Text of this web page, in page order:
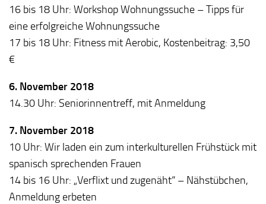
16 bis 18 Uhr: Workshop Wohnungssuche – Tipps für
eine erfolgreiche Wohnungssuche
17 bis 18 Uhr: Fitness mit Aerobic, Kostenbeitrag: 3,50
€
6. November 2018
14.30 Uhr: Seniorinnentreff, mit Anmeldung
7. November 2018
10 Uhr: Wir laden ein zum interkulturellen Frühstück mit
spanisch sprechenden Frauen
14 bis 16 Uhr: „Verflixt und zugenäht“ – Nähstübchen,
Anmeldung erbeten